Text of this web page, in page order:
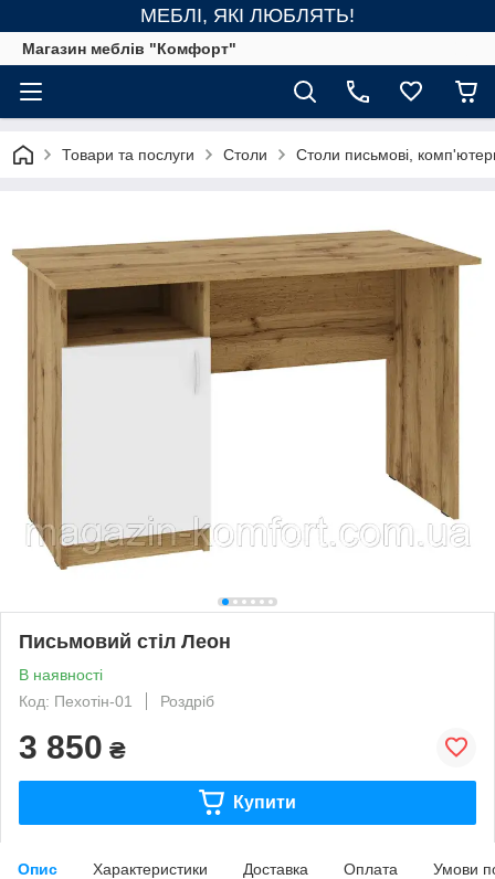
МЕБЛІ, ЯКІ ЛЮБЛЯТЬ!
Магазин меблів "Комфорт"
Товари та послуги Столи Столи письмові,
Письмовий стіл Леон
В наявності
Код: Пехотін-01
Роздріб
3 850 ₴
Купити
Опис Характеристики Доставка Оплата Умови